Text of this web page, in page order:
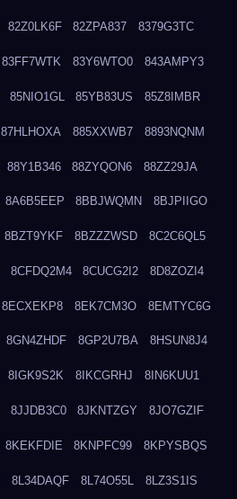
82Z0LK6F 82ZPA837 8379G3TC
83FF7WTK 83Y6WTO0 843AMPY3
85NIO1GL 85YB83US 85Z8IMBR
87HLHOXA 885XXWB7 8893NQNM
88Y1B346 88ZYQON6 88ZZ29JA
8A6B5EEP 8BBJWQMN 8BJPIIGO
8BZT9YKF 8BZZZWSD 8C2C6QL5
8CFDQ2M4 8CUCG2I2 8D8ZOZI4
8ECXEKP8 8EK7CM3O 8EMTYC6G
8GN4ZHDF 8GP2U7BA 8HSUN8J4
8IGK9S2K 8IKCGRHJ 8IN6KUU1
8JJDB3C0 8JKNTZGY 8JO7GZIF
8KEKFDIE 8KNPFC99 8KPYSBQS
8L34DAQF 8L74O55L 8LZ3S1IS